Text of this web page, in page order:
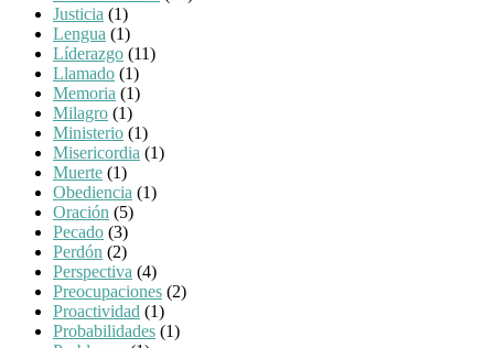
Justicia (1)
Lengua (1)
Líderazgo (11)
Llamado (1)
Memoria (1)
Milagro (1)
Ministerio (1)
Misericordia (1)
Muerte (1)
Obediencia (1)
Oración (5)
Pecado (3)
Perdón (2)
Perspectiva (4)
Preocupaciones (2)
Proactividad (1)
Probabilidades (1)